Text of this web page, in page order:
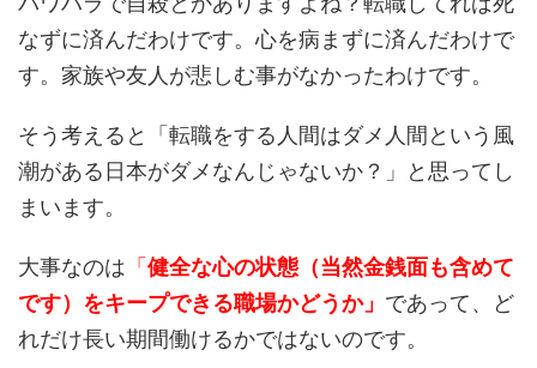
なずに済んだわけです。心を病まずに済んだわけで
す。家族や友人が悲しむ事がなかったわけです。
そう考えると「転職をする人間はダメ人間という風
潮がある日本がダメなんじゃないか？」と思ってし
まいます。
大事なのは 「 健全な心の状態（当然金銭面も含めて
です）をキープできる職場かどうか」 であって、ど
れだけ長い期間働けるかではないのです。